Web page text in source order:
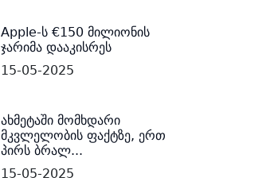
Apple-ს €150 მილიონის
ჯარიმა დააკისრეს
15-05-2025
ახმეტაში მომხდარი
მკვლელობის ფაქტზე, ერთ
პირს ბრალ...
15-05-2025